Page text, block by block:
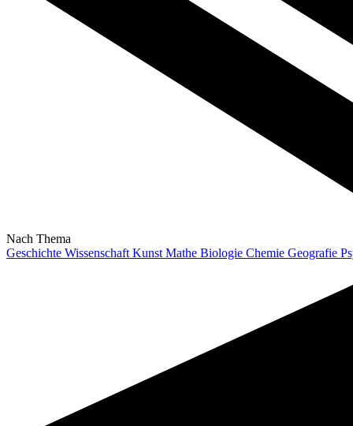
Nach Thema
Geschichte Wissenschaft Kunst Mathe Biologie Chemie Geografie